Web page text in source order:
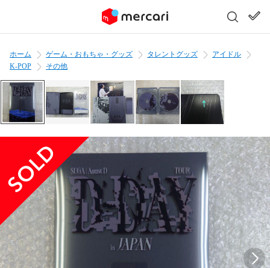
ホーム ゲーム・おもちゃ・グッズ タレントグッズ
アイドル
K-POP
その他